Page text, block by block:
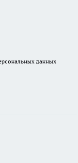
данных